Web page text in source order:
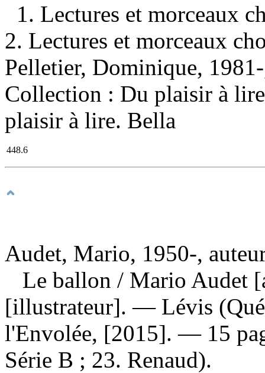
1. Lectures et morceaux
2. Lectures et morceaux
Pelletier, Dominique,
Collection : Du plaisir à
plaisir à lire. Bella
448.6
Audet, Mario, 1950-,
Le ballon / Mario Audet
[illustrateur]. — Lévis
l'Envolée, [2015]. — 15
Série B ; 23. Renaud).